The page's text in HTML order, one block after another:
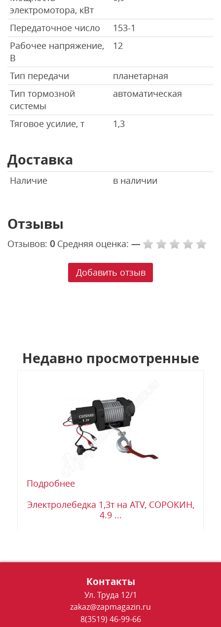
электромотора, кВт
Передаточное число
153-1
Рабочее напряжение,
В
12
Тип передачи
планетарная
Тип тормозной
системы
автоматическая
Тяговое усилие, т 1,3
Доставка
Наличие в наличии
Отзывы
Отзывов: 0 Средняя оценка: —
Добавить отзыв
Недавно просмотренные
Подробнее
Электролебедка 1,3т на ATV, СОРОКИН,
4.9 ...
Контакты
Ул. Труда 12/1
zakaz@zapmagazin.ru
8(3519) 46-99-66